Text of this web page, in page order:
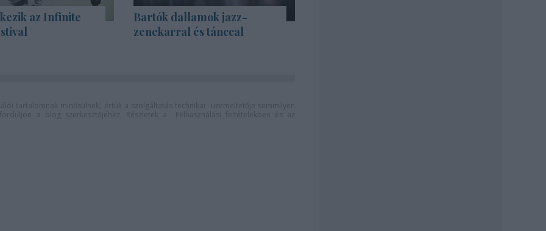
az Infinite
Bartók dallamok jazz-
zenekarral és tánccal